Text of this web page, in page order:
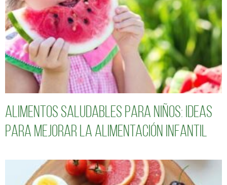
Alimentos saludables para niños: Ideas
para mejorar la alimentación infantil